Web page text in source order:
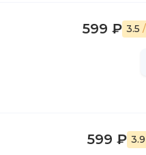
599 ₽ 3.5
599 ₽ 3.9